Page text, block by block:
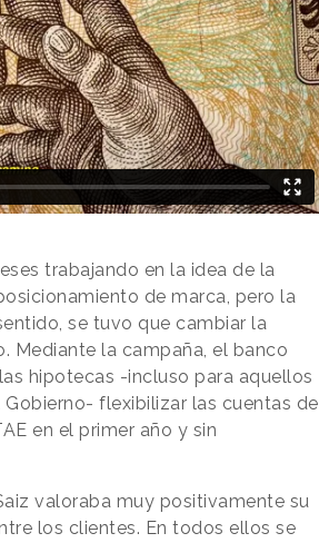
trabajando en la idea de la
de marca, pero la
se tuvo que cambiar la
Mediante la campaña, el banco
hipotecas -incluso para aquellos
flexibilizar las cuentas de
en el primer año y sin
valoraba muy positivamente su
los clientes. En todos ellos se